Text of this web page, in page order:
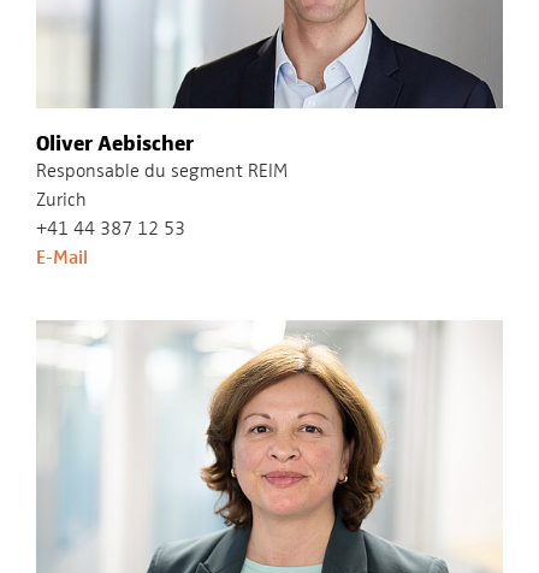
Oliver Aebischer
Responsable du segment REIM
Zurich
+41 44 387 12 53
E-Mail